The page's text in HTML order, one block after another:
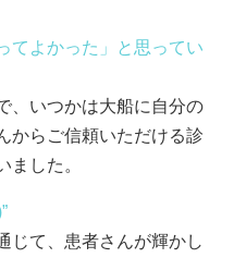
てよかった」と思ってい
、いつかは大船に自分の
からご信頼いただける診
ました。
じて、患者さんが輝かし